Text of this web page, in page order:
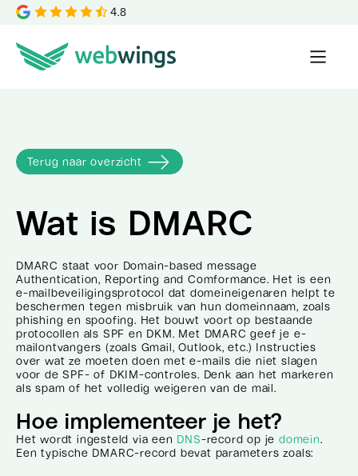
4.8
Terug naar overzicht
Wat is DMARC
DMARC staat voor Domain-based message
Authentication, Reporting and Comformance. Het is een
e-mailbeveiligingsprotocol dat domeineigenaren helpt te
beschermen tegen misbruik van hun domeinnaam, zoals
phishing en spoofing. Het bouwt voort op bestaande
protocollen als SPF en DKM. Met DMARC geef je e-
mailontvangers (zoals Gmail, Outlook, etc.) Instructies
over wat ze moeten doen met e-mails die niet slagen
voor de SPF- of DKIM-controles. Denk aan het markeren
als spam of het volledig weigeren van de mail.
Hoe implementeer je het?
Het wordt ingesteld via een DNS-record op jedomein.
Een typische DMARC-record bevat parameters zoals: